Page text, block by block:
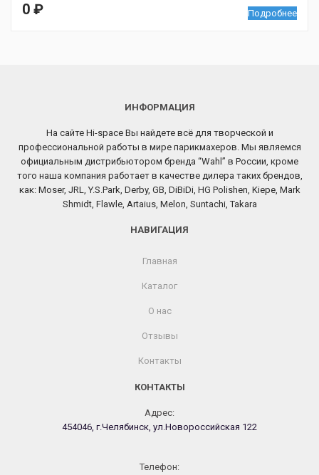
0 ₽ Подробнее
ИНФОРМАЦИЯ
На сайте Hi-space Вы найдете всё для творческой и
профессиональной работы в мире парикмахеров. Мы являемся
официальным дистрибьютором бренда “Wahl” в России, кроме
того наша компания работает в качестве дилера таких брендов,
как: Moser, JRL, Y.S.Park, Derby, GB, DiBiDi, HG Polishen, Kiepe, Mark
Shmidt, Flawle, Artaius, Melon, Suntachi, Takara
НАВИГАЦИЯ
Главная
Каталог
О нас
Отзывы
Контакты
КОНТАКТЫ
Адрес:
454046, г.Челябинск, ул.Новороссийская 122
Телефон: